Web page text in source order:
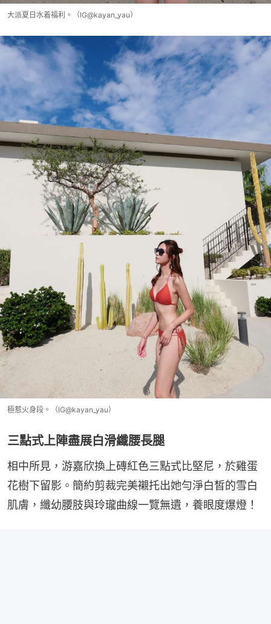
大派夏日水着福利。（IG@kayan_yau）
極惹火身段。（IG@kayan_yau）
三點式上陣盡展白滑纖腰長腿
相中所見，游嘉欣換上磚紅色三點式比堅尼，於雞蛋
花樹下留影。簡約剪裁完美襯托出她勻淨白皙的雪白
肌膚，纖幼腰肢與玲瓏曲線一覽無遺，養眼度爆燈！